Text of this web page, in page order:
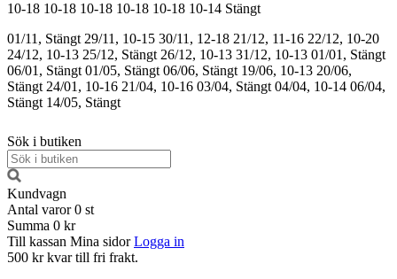
10-18 10-18 10-18 10-18 10-18 10-14 Stängt
01/11, Stängt 29/11, 10-15 30/11, 12-18 21/12, 11-16 22/12, 10-20
24/12, 10-13 25/12, Stängt 26/12, 10-13 31/12, 10-13 01/01, Stängt
06/01, Stängt 01/05, Stängt 06/06, Stängt 19/06, 10-13 20/06,
Stängt 24/01, 10-16 21/04, 10-16 03/04, Stängt 04/04, 10-14 06/04,
Stängt 14/05, Stängt
Sök i butiken
Kundvagn
Antal varor 0 st
Summa 0 kr
Till kassan Mina sidor Logga in
500 kr kvar till fri frakt.